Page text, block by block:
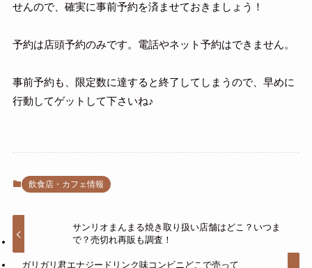
せんので、確実に事前予約を済ませておきましょう！
予約は店頭予約のみです。電話やネット予約はできません。
事前予約も、限定数に達すると終了してしまうので、早めに
行動してゲットして下さいね♪
飲食店・カフェ情報
サンリオまんまる焼き取り扱い店舗はどこ？いつま
で？売切れ再販も調査！
ガリガリ君エナジードリンク味コンビニどこで売って